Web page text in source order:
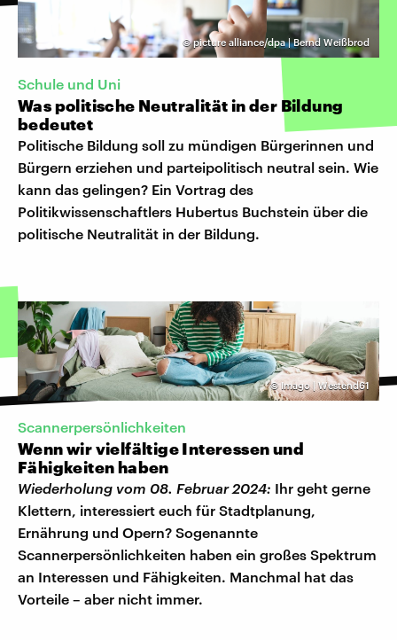
©picture alliance/dpa | Bernd Weißbrod
Schule und Uni
Was politische Neutralität in der Bildung
bedeutet
Politische Bildung soll zu mündigen Bürgerinnen und
Bürgern erziehen und parteipolitisch neutral sein. Wie
kann das gelingen? Ein Vortrag des
Politikwissenschaftlers Hubertus Buchstein über die
politische Neutralität in der Bildung.
©Imago | Westend61
Scannerpersönlichkeiten
Wenn wir vielfältige Interessen und
Fähigkeiten haben
Wiederholung vom 08. Februar 2024: Ihr geht gerne
Klettern, interessiert euch für Stadtplanung,
Ernährung und Opern? Sogenannte
Scannerpersönlichkeiten haben ein großes Spektrum
an Interessen und Fähigkeiten. Manchmal hat das
Vorteile – aber nicht immer.